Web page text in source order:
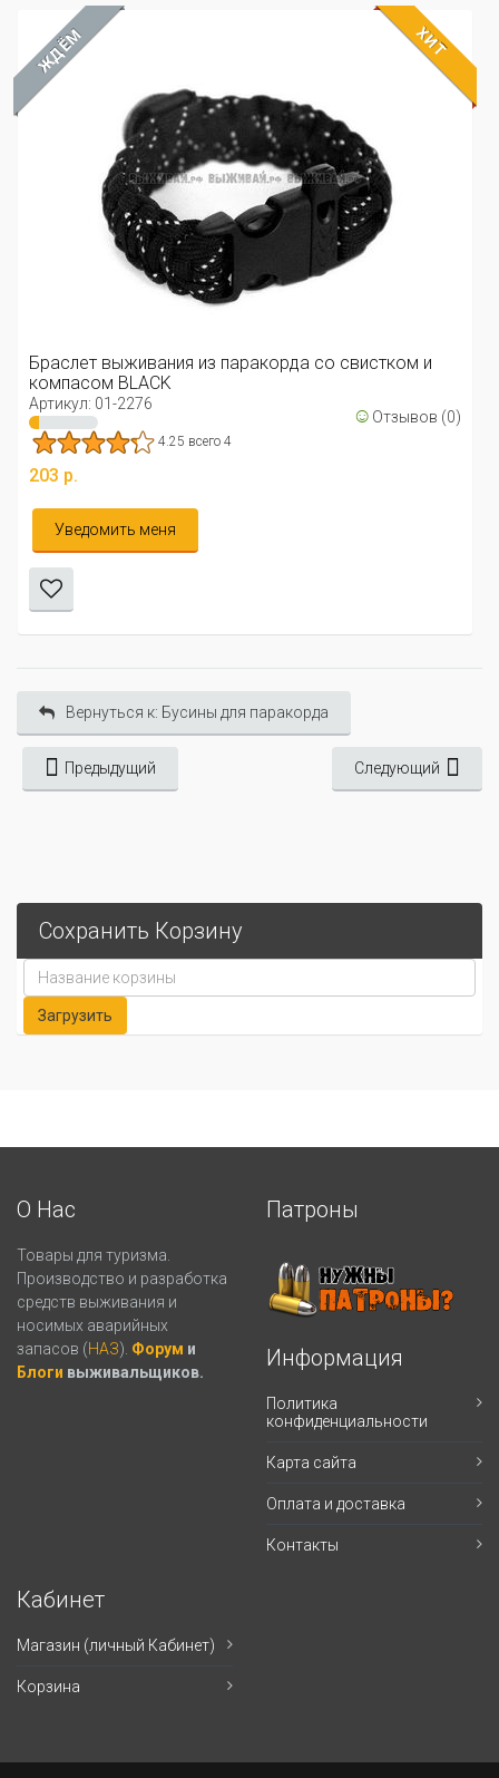
со свистком и
☺
Бусина железная на
28 р.
Уведомить меня
Вернуться к: Бусины для паракорда
Предыдущий Следующий
Сохранить Корзину
О Нас
Товары для туризма.
Производство и разработка
средств выживания и
носимых аварийных
запасов (НАЗ). Форум и
Блоги выживальщиков.
Патроны
Информация
Политика
конфиденциальности
Карта сайта
Оплата и доставка
Контакты
Кабинет
Магазин (личный Кабинет)
Корзина